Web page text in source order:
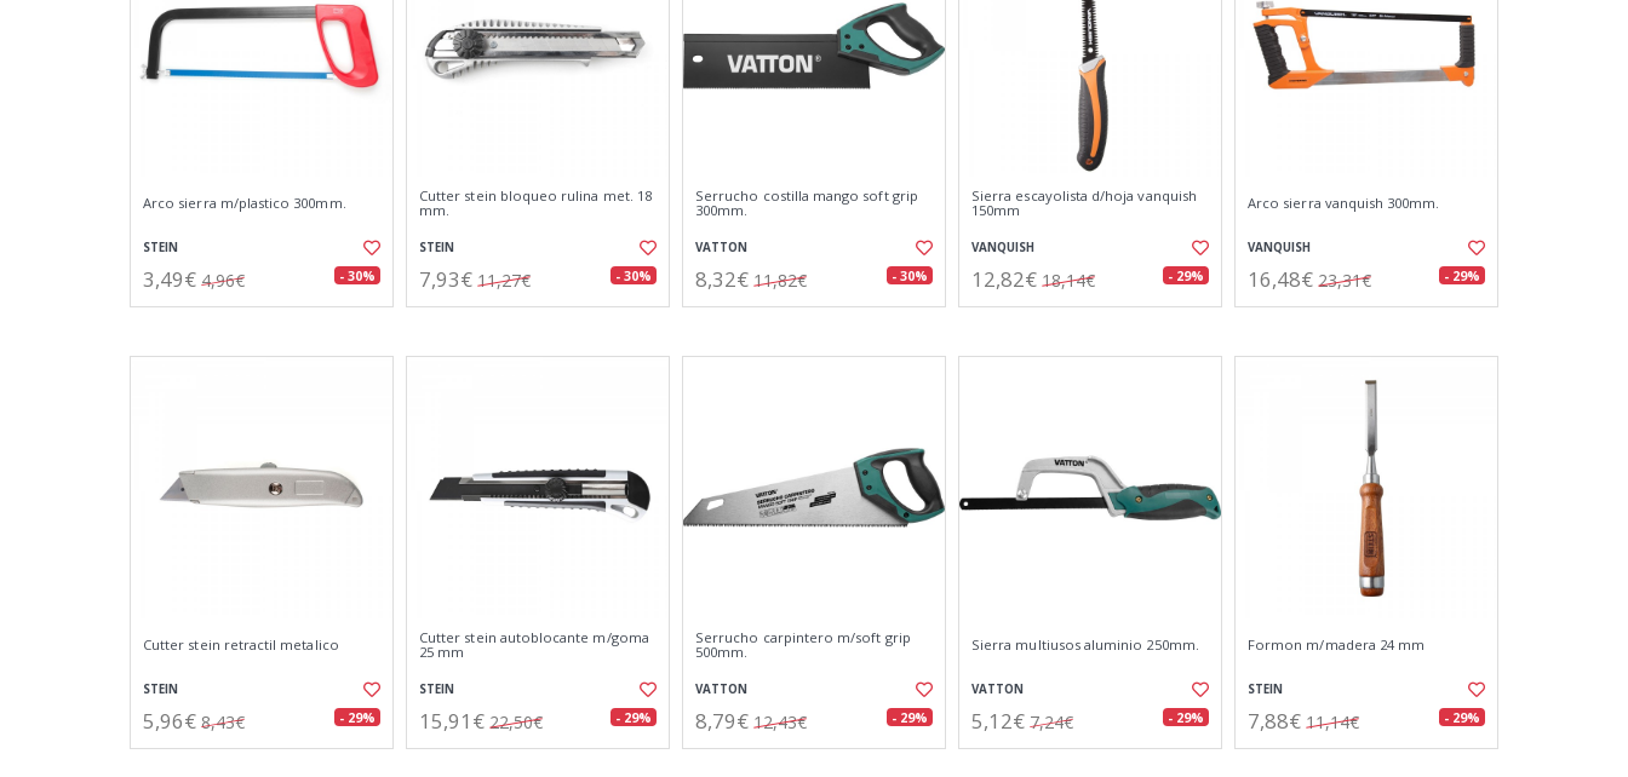
Arco sierra m/plastico 300mm.
STEIN
3,49€ 4,96€ - 30%
Cutter stein bloqueo rulina met. 18
mm.
STEIN
7,93€ 11,27€ - 30%
Serrucho costilla mango soft grip
300mm.
VATTON
8,32€ 11,82€ - 30%
Sierra escayolista d/hoja vanquish
150mm
VANQUISH
12,82€ 18,14€ - 29%
Arco sierra vanquish 300mm.
VANQUISH
16,48€ 23,31€ - 29%
Cutter stein retractil metalico
STEIN
5,96€ 8,43€ - 29%
Cutter stein autoblocante m/goma
25 mm
STEIN
15,91€ 22,50€ - 29%
Serrucho carpintero m/soft grip
500mm.
VATTON
8,79€ 12,43€ - 29%
Sierra multiusos aluminio 250mm.
VATTON
5,12€ 7,24€ - 29%
Formon m/madera 24 mm
STEIN
7,88€ 11,14€ - 29%